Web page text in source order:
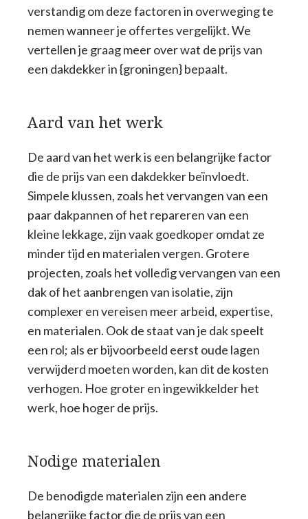
verstandig om deze factoren in overweging te
nemen wanneer je offertes vergelijkt. We
vertellen je graag meer over wat de prijs van
een dakdekker in {groningen} bepaalt.
Aard van het werk
De aard van het werk is een belangrijke factor
die de prijs van een dakdekker beïnvloedt.
Simpele klussen, zoals het vervangen van een
paar dakpannen of het repareren van een
kleine lekkage, zijn vaak goedkoper omdat ze
minder tijd en materialen vergen. Grotere
projecten, zoals het volledig vervangen van een
dak of het aanbrengen van isolatie, zijn
complexer en vereisen meer arbeid, expertise,
en materialen. Ook de staat van je dak speelt
een rol; als er bijvoorbeeld eerst oude lagen
verwijderd moeten worden, kan dit de kosten
verhogen. Hoe groter en ingewikkelder het
werk, hoe hoger de prijs.
Nodige materialen
De benodigde materialen zijn een andere
belangrijke factor die de prijs van een